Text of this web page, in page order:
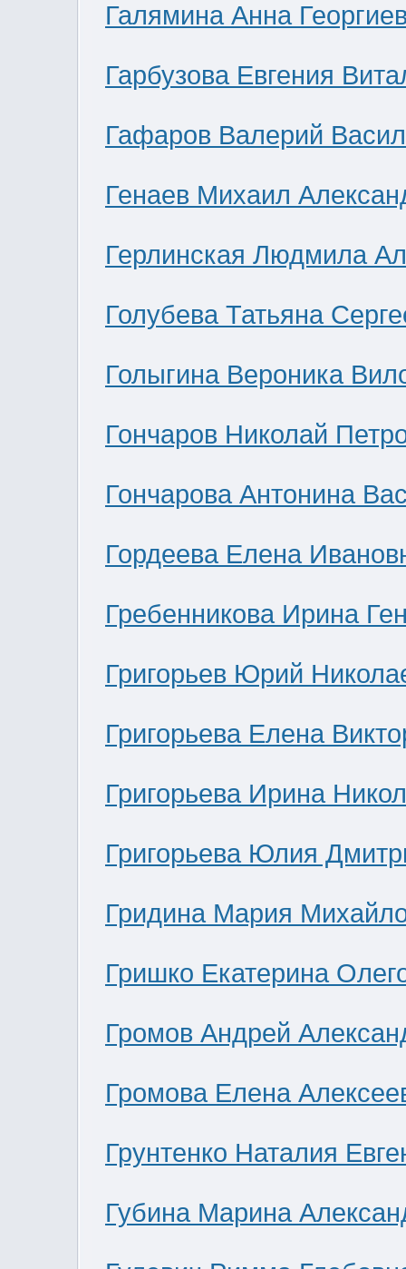
Галямина Анна
Гарбузова Евгения
Гафаров Валерий
Генаев Михаил
Герлинская Людмила
Голубева Татьяна
Голыгина Вероника
Гончаров Николай
Гончарова Антонина
Гордеева Елена
Гребенникова Ирина
Григорьев Юрий
Григорьева Елена
Григорьева Ирина
Григорьева Юлия
Гридина Мария
Гришко Екатерина
Громов Андрей
Громова Елена
Грунтенко Наталия
Губина Марина